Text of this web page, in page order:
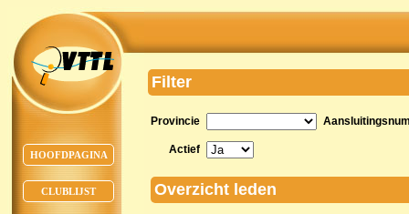
HOOFDPAGINA
CLUBLIJST
Filter
Provincie
Actief
Overzicht leden